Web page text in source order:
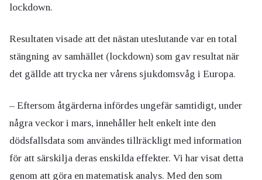
lockdown.
Resultaten visade att det nästan uteslutande var en total
stängning av samhället (lockdown) som gav resultat när
det gällde att trycka ner vårens sjukdomsvåg i Europa.
– Eftersom åtgärderna infördes ungefär samtidigt, under
några veckor i mars, innehåller helt enkelt inte den
dödsfallsdata som användes tillräckligt med information
för att särskilja deras enskilda effekter. Vi har visat detta
genom att göra en matematisk analys. Med den som